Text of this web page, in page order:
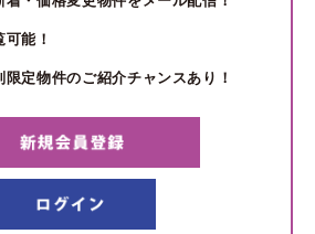
能！
定物件のご紹介チャンスあり！